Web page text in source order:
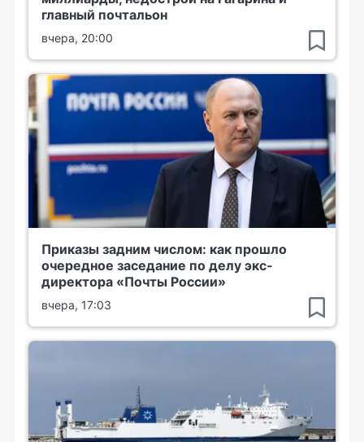
главный почтальон
вчера, 20:00
Приказы задним числом: как прошло
очередное заседание по делу экс-
директора «Почты России»
вчера, 17:03